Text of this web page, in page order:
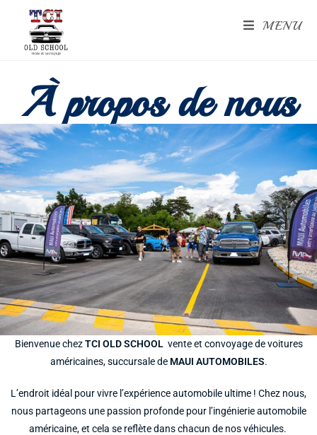
MENU
À propos de nous
Bienvenue chezTCI OLD SCHOOL vente et convoyage de voitures
américaines, succursale de MAUI AUTOMOBILES.
L’endroit idéal pour vivre l’expérience automobile ultime ! Chez nous,
nous partageons une passion profonde pour l’ingénierie automobile
américaine, et cela se reflète dans chacun de nos véhicules.